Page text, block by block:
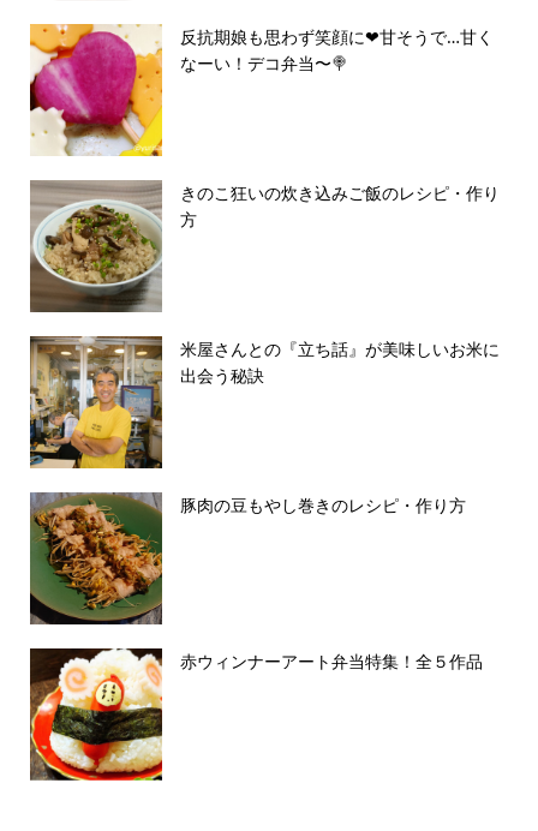
反抗期娘も思わず笑顔に❤︎甘そうで…甘く
なーい！デコ弁当〜🍭
きのこ狂いの炊き込みご飯のレシピ・作り
方
米屋さんとの『立ち話』が美味しいお米に
出会う秘訣
豚肉の豆もやし巻きのレシピ・作り方
赤ウィンナーアート弁当特集！全５作品